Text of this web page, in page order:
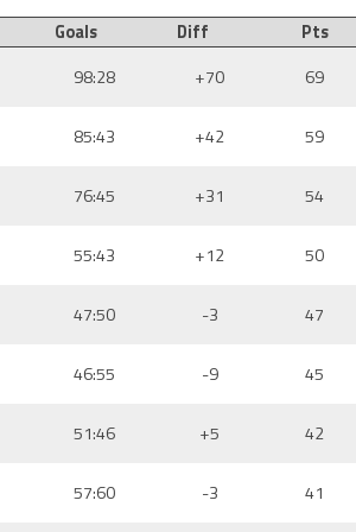
Goals Diff Pts
98:28 +70 69
85:43 +42 59
76:45 +31 54
55:43 +12 50
47:50 -3 47
46:55 -9 45
51:46 +5 42
57:60 -3 41